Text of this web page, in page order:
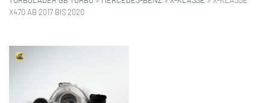
X470 AB 2017 BIS 2020